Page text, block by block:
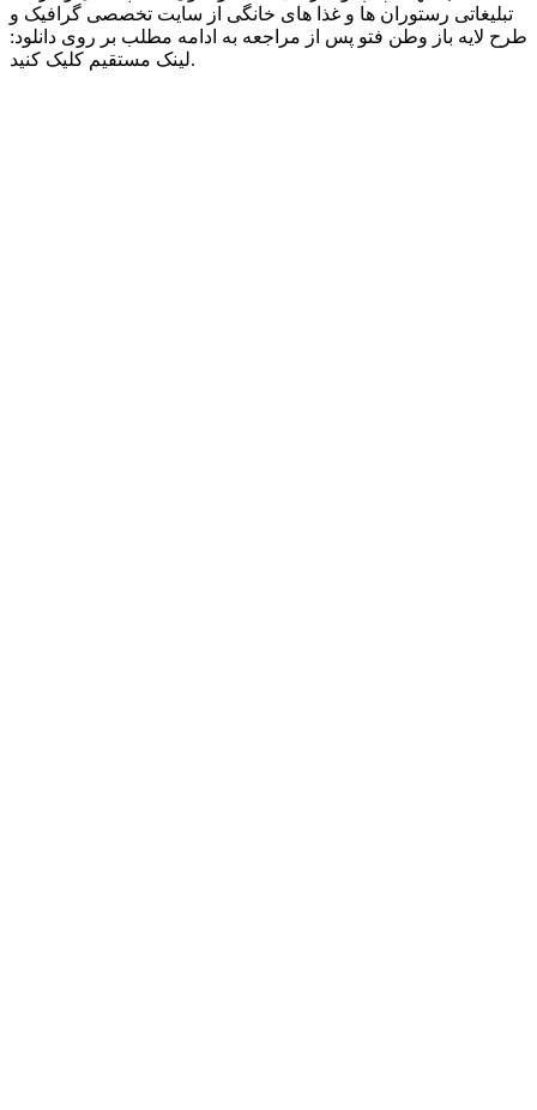
تبلیغاتی رستوران ها و غذا های خانگی از سایت تخصصی گرافیک و
طرح لایه باز وطن فتو پس از مراجعه به ادامه مطلب بر روی دانلود:
لینک مستقیم کلیک کنید.